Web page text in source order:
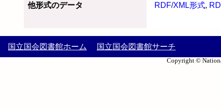
他形式のデータ RDF/XML形式,
国立国会図書館ホーム 国立国会図書館サーチ
Copyright ©